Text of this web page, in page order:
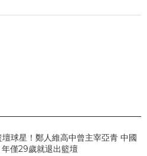
球星！鄭人維高中曾主宰亞青 中國
僅29歲就退出籃壇